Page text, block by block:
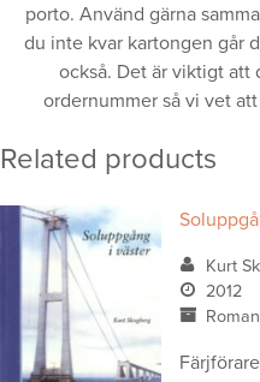
porto. Använd gärna
du inte kvar kartongen går
också. Det är viktigt
ordernummer så vi vet
Related products
Kurt
2012